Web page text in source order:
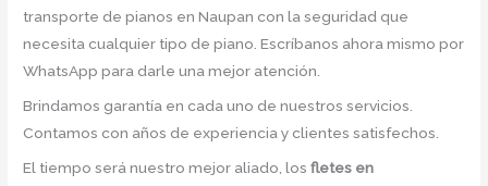
transporte de pianos en Naupan con la seguridad que
necesita cualquier tipo de piano. Escríbanos ahora mismo por
WhatsApp para darle una mejor atención.
Brindamos garantía en cada uno de nuestros servicios.
Contamos con años de experiencia y clientes satisfechos.
El tiempo será nuestro mejor aliado, losfletes en